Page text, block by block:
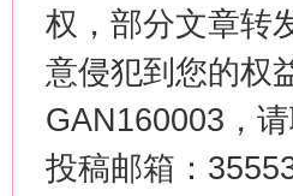
权，部分文章转
意侵犯到您的权
GAN160003，
投稿邮箱：